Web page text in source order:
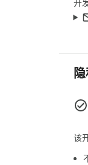
开
该